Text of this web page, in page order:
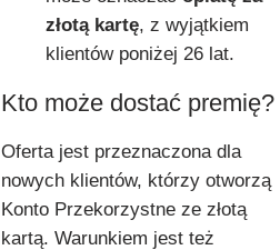
złotą kartę, z wyjątkiem
klientów poniżej 26 lat.
Kto może dostać premię?
Oferta jest przeznaczona dla
nowych klientów, którzy otworzą
Konto Przekorzystne ze złotą
kartą. Warunkiem jest też